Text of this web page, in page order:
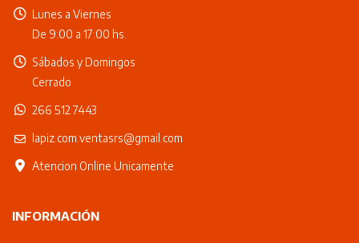
Lunes a Viernes
De 9:00 a 17:00 hs.
Sábados y Domingos
Cerrado
266 512 7443
lapiz.com.ventasrs@gmail.com
Atencion Online Unicamente
INFORMACIÓN